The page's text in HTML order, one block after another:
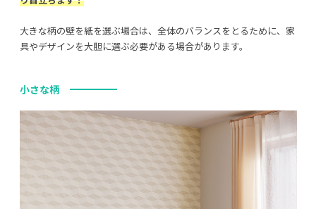
大きな柄の壁を紙を選ぶ場合は、全体のバランスをとるために、家
具やデザインを大胆に選ぶ必要がある場合があります。
小さな柄